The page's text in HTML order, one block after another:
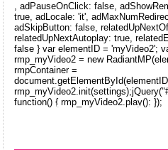
Orlando Bloom e la t-shirt
, adPauseOnClick: false,
true, adLocale: 'it',
adSkipButton: false,
relatedUpNextAutoplay: true,
false } var elementID = 'myVideo2';
rmp_myVideo2 = new
rmpContainer =
function() { rmp_myVideo2.play(); });